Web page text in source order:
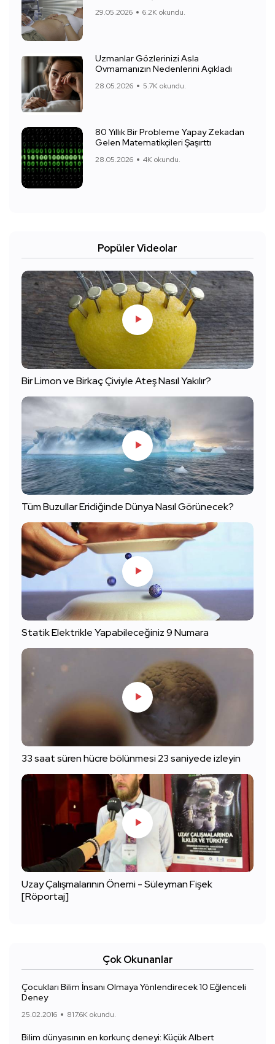
29.05.2026 6.2K okundu.
Uzmanlar Gözlerinizi Asla
Ovmamanızın Nedenlerini Açıkladı
28.05.2026 5.7K okundu.
80 Yıllık Bir Probleme Yapay Zekadan
Gelen Matematikçileri Şaşırttı
28.05.2026 4K okundu.
Popüler Videolar
Bir Limon ve Birkaç Çiviyle Ateş Nasıl Yakılır?
Tüm Buzullar Eridiğinde Dünya Nasıl Görünecek?
Statik Elektrikle Yapabileceğiniz 9 Numara
33 saat süren hücre bölünmesi 23 saniyede izleyin
Uzay Çalışmalarının Önemi - Süleyman Fişek
[Röportaj]
Çok Okunanlar
Çocukları Bilim İnsanı Olmaya Yönlendirecek 10 Eğlenceli
Deney
25.02.2016 817.6K okundu.
Bilim dünyasının en korkunç deneyi: Küçük Albert